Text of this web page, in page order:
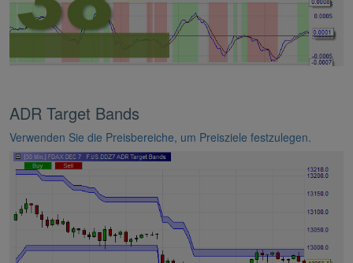
ADR Target Bands
Verwenden Sie die Preisbereiche, um Preisziele festzulegen.